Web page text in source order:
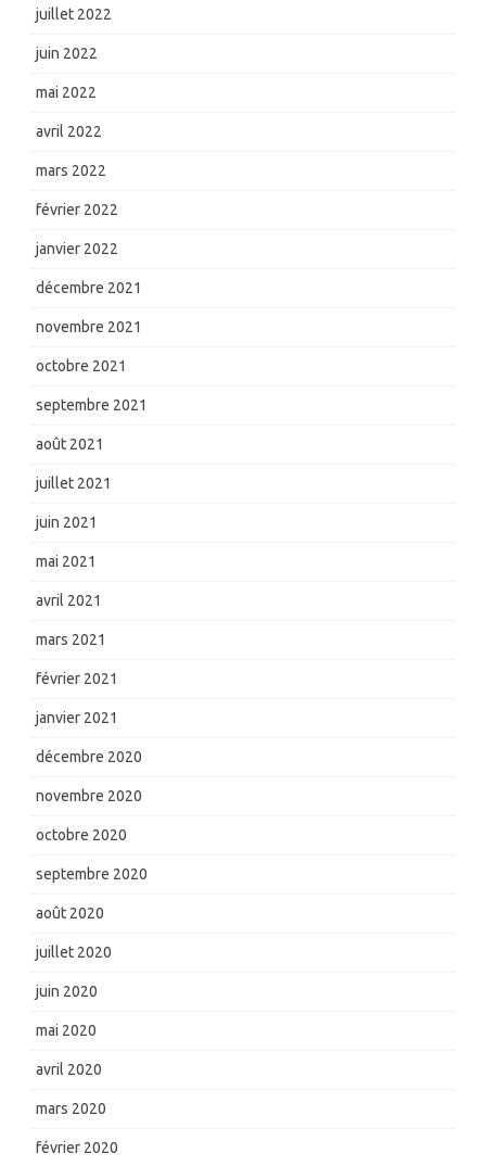
juillet 2022
juin 2022
mai 2022
avril 2022
mars 2022
février 2022
janvier 2022
décembre 2021
novembre 2021
octobre 2021
septembre 2021
août 2021
juillet 2021
juin 2021
mai 2021
avril 2021
mars 2021
février 2021
janvier 2021
décembre 2020
novembre 2020
octobre 2020
septembre 2020
août 2020
juillet 2020
juin 2020
mai 2020
avril 2020
mars 2020
février 2020